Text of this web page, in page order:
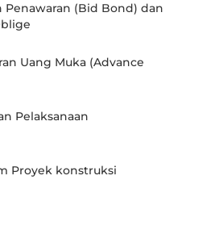
Penawaran (Bid Bond) dan
Uang Muka (Advance
Pelaksanaan
Proyek konstruksi